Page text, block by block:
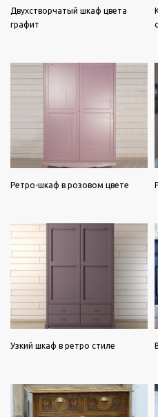
Двухстворчатый шкаф цвета
графит
Ретро-шкаф в розовом цвете
Узкий шкаф в ретро стиле